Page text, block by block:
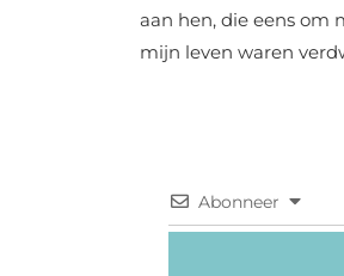
aan hen, die eens om
mijn leven waren
Abonneer